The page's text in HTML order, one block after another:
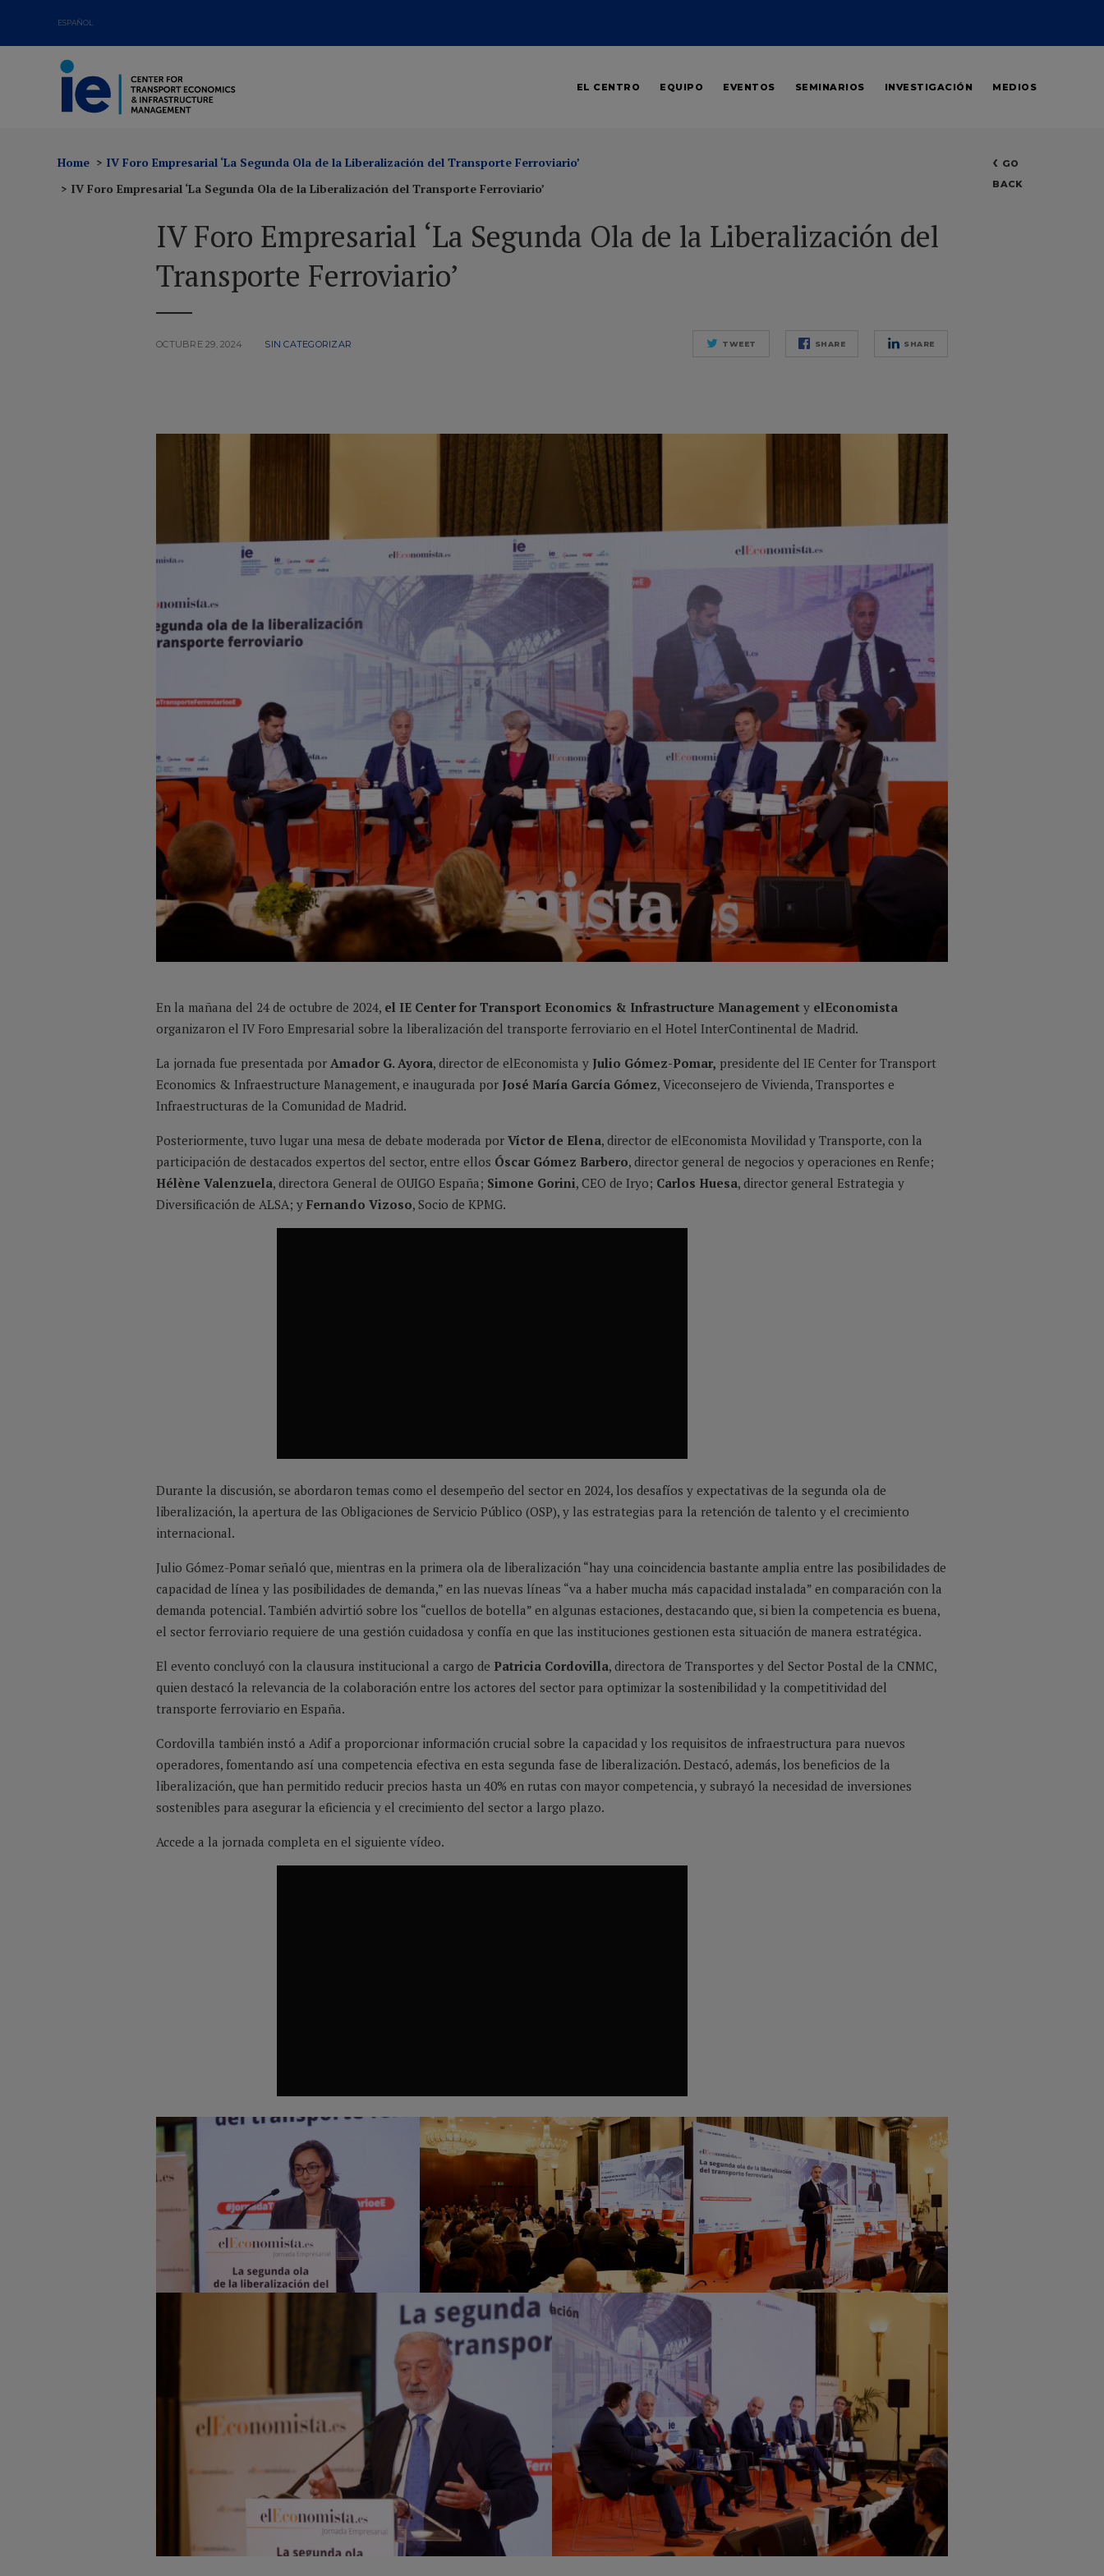
ESPAÑOL
EL CENTRO EQUIPO EVENTOS SEMINARIOS
Jornadas abiertas para debatir y difundir los conocimientos y
resultados más relevantes del sector del transporte e
infraestructuras.
Sesiones reducidas de debate y de intercambio de conocimientos
INVESTIGACIÓN MEDIOS
Home
IV Foro Empresarial ‘La Segunda Ola de la Liberalización del Transporte Ferroviario’
IV Foro Empresarial ‘La Segunda Ola de la Liberalización del Transporte Ferroviario’
GO
BACK
IV Foro Empresarial ‘La Segunda Ola de la Liberalización del
Transporte Ferroviario’
OCTUBRE 29, 2024 SIN CATEGORIZAR TWEET SHARE SHARE
En la mañana del 24 de octubre de 2024, el IE Center for Transport Economics & Infrastructure Management y elEconomista
organizaron el IV Foro Empresarial sobre la liberalización del transporte ferroviario en el Hotel InterContinental de Madrid.
La jornada fue presentada por Amador G. Ayora, director de elEconomista y Julio Gómez-Pomar, presidente del IE Center for Transport
Economics & Infraestructure Management, e inaugurada por José María García Gómez, Viceconsejero de Vivienda, Transportes e
Infraestructuras de la Comunidad de Madrid.
Posteriormente, tuvo lugar una mesa de debate moderada porVíctor de Elena, director de elEconomista Movilidad y Transporte, con la
participación de destacados expertos del sector, entre ellos Óscar Gómez Barbero, director general de negocios y operaciones en Renfe;
Hélène Valenzuela, directora General de OUIGO España; Simone Gorini, CEO de Iryo; Carlos Huesa, director general Estrategia y
Diversificación de ALSA; yFernando Vizoso, Socio de KPMG.
Durante la discusión, se abordaron temas como el desempeño del sector en 2024, los desafíos y expectativas de la segunda ola de
liberalización, la apertura de las Obligaciones de Servicio Público (OSP), y las estrategias para la retención de talento y el crecimiento
internacional.
Julio Gómez-Pomar señaló que, mientras en la primera ola de liberalización “hay una coincidencia bastante amplia entre las posibilidades de
capacidad de línea y las posibilidades de demanda,” en las nuevas líneas “va a haber mucha más capacidad instalada” en comparación con la
demanda potencial. También advirtió sobre los “cuellos de botella” en algunas estaciones, destacando que, si bien la competencia es buena,
el sector ferroviario requiere de una gestión cuidadosa y confía en que las instituciones gestionen esta situación de manera estratégica.
El evento concluyó con la clausura institucional a cargo de Patricia Cordovilla, directora de Transportes y del Sector Postal de la CNMC,
quien destacó la relevancia de la colaboración entre los actores del sector para optimizar la sostenibilidad y la competitividad del
transporte ferroviario en España.
Cordovilla también instó a Adif a proporcionar información crucial sobre la capacidad y los requisitos de infraestructura para nuevos
operadores, fomentando así una competencia efectiva en esta segunda fase de liberalización. Destacó, además, los beneficios de la
liberalización, que han permitido reducir precios hasta un 40% en rutas con mayor competencia, y subrayó la necesidad de inversiones
sostenibles para asegurar la eficiencia y el crecimiento del sector a largo plazo.
Accede a la jornada completa en el siguiente vídeo.